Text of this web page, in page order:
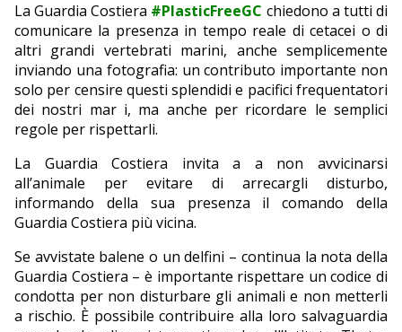
La Guardia Costiera #PlasticFreeGC chiedono a tutti di
comunicare la presenza in tempo reale di cetacei o di
altri grandi vertebrati marini, anche semplicemente
inviando una fotografia: un contributo importante non
solo per censire questi splendidi e pacifici frequentatori
dei nostri mar i, ma anche per ricordare le semplici
regole per rispettarli.
La Guardia Costiera invita a a non avvicinarsi
all’animale per evitare di arrecargli disturbo,
informando della sua presenza il comando della
Guardia Costiera più vicina.
Se avvistate balene o un delfini – continua la nota della
Guardia Costiera – è importante rispettare un codice di
condotta per non disturbare gli animali e non metterli
a rischio. È possibile contribuire alla loro salvaguardia